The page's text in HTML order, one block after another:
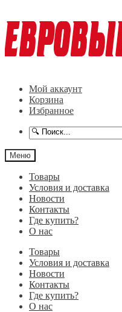
к
навигации
к
содержимому
Мой аккаунт
Корзина
Избранное
Меню
Товары
Условия и доставка
Новости
Контакты
Где купить?
О нас
Товары
Условия и доставка
Новости
Контакты
Где купить?
О нас